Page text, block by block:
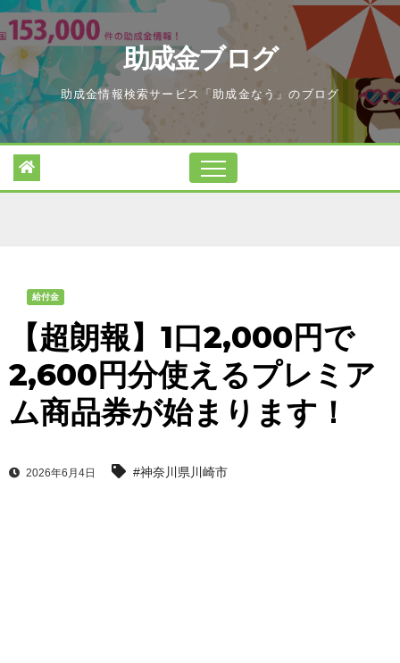
Skip
to
content
助成金ブログ
助成金情報検索サービス「助成金なう」のブログ
給付金
【超朗報】1口2,000円で
2,600円分使えるプレミア
ム商品券が始まります！
2026年6月4日 #神奈川県川崎市